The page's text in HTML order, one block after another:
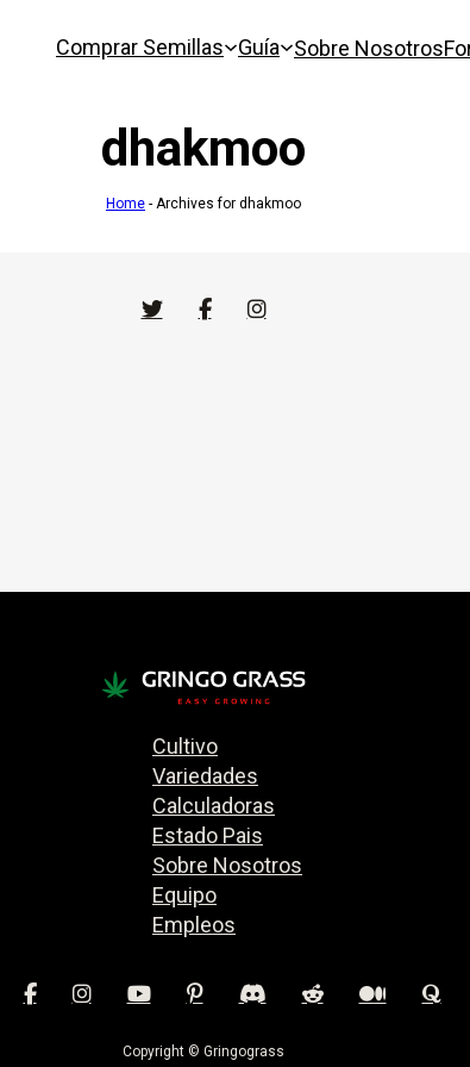
Comprar Semillas Guía Sobre Nosotros
dhakmoo
Home - Archives for dhakmoo
Cultivo
Variedades
Calculadoras
Estado Pais
Sobre Nosotros
Equipo
Empleos
Copyright © Gringograss